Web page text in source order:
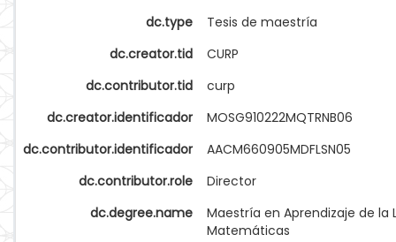
dc.type
Tesis de maestría
dc.creator.tid
CURP
dc.contributor.tid
curp
dc.creator.identificador
MOSG910222MQTRNB06
dc.contributor.identificador
AACM660905MDFLSN05
dc.contributor.role
Director
dc.degree.name
Maestría en Aprendizaje de la
Matemáticas